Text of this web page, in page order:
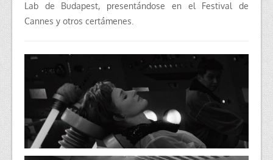
Lab de Budapest, presentándose en el Festival de
Cannes y otros certámenes.